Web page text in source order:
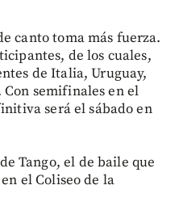
canto toma más fuerza.
de los cuales,
de Italia, Uruguay,
semifinales en el
será el sábado en
Tango, el de baile que
el Coliseo de la